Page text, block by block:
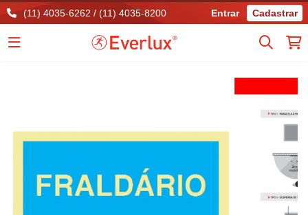
(11) 4035-6262 / (11) 4035-8200 Entrar Cadastrar